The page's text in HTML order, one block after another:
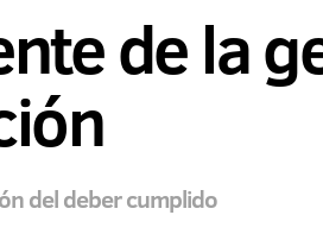
de la
del deber cumplido